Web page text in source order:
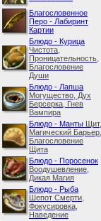
Благословенное
Перо - Лабиринт
Картии
Блюдо - Курица
Чистота,
Проницательность,
Благословение
Души
Блюдо - Лапша
Могущество, Дух
Берсерка, Гнев
Вампира
Блюдо - Манты Щит,
Магический Барьер,
Благословение
Щита
Блюдо - Поросенок
Воодушевление,
Дикая Магия
Блюдо - Рыба
Шепот Смерти,
Фокусировка,
Наведение